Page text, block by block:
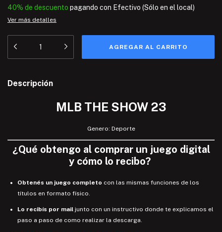
40% de descuento pagando con Efectivo (Sólo en el local)
Ver más detalles
Descripción
MLB THE SHOW 23
Genero: Deporte
¿Qué obtengo al comprar un juego digital
y cómo lo recibo?
Obtenés un juego completo con las mismas funciones de los
títulos en formato físico.
Lo recibís por mail junto con un instructivo donde te explicamos el
paso a paso de como realizar la descarga.